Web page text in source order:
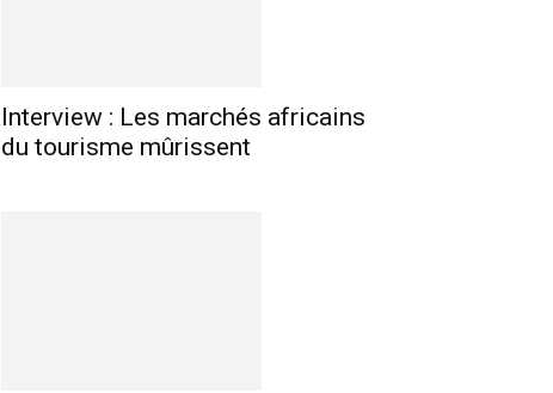
Interview : Les marchés africains
du tourisme mûrissent